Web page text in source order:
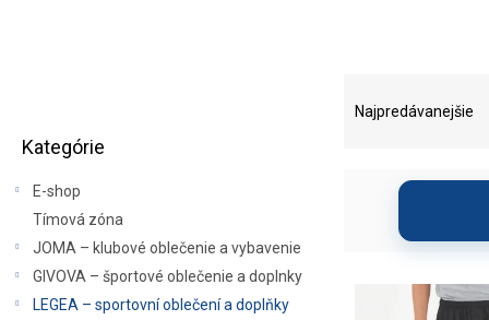
Bermudy LEGEA jsou
kategórie
Kategórie
E-shop
Tímová zóna
JOMA – klubové oblečenie a vybavenie
GIVOVA – športové oblečenie a doplnky
LEGEA – sportovní oblečení a doplňky
Najpredávanejšie